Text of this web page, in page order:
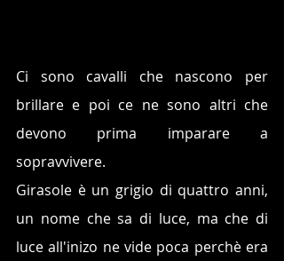
Ci sono cavalli che nascono per
brillare e poi ce ne sono altri che
devono prima imparare a
sopravvivere.
Girasole è un grigio di quattro anni,
un nome che sa di luce, ma che di
luce all'inizo ne vide poca perchè era